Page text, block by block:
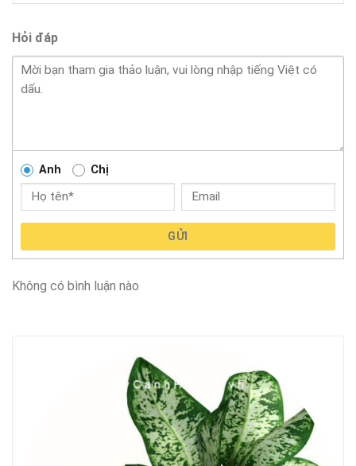
Hỏi đáp
Anh Chị
GỬI
Không có bình luận nào